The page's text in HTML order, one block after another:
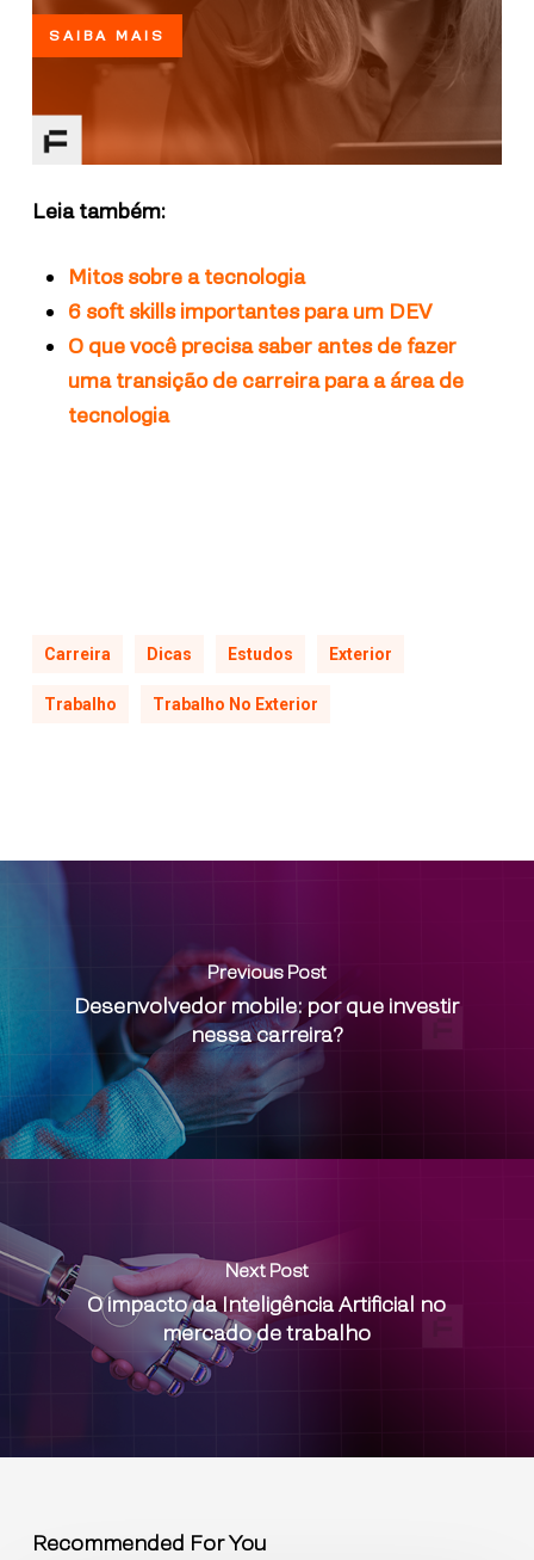
SAIBA MAIS
Leia também:
Mitos sobre a tecnologia
6 soft skills importantes para um DEV
O que você precisa saber antes de fazer
uma transição de carreira para a área de
tecnologia
Carreira Dicas Estudos Exterior
Trabalho Trabalho No Exterior
Previous Post
Desenvolvedor mobile: por que investir
nessa carreira?
Next Post
O impacto da Inteligência Artificial no
mercado de trabalho
Recommended For You